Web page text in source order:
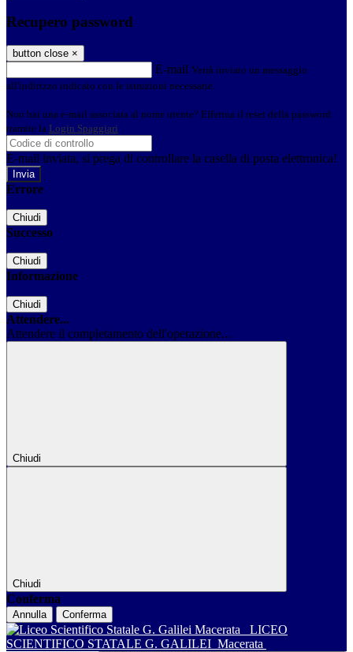
Recupero password
button close ×
E-mail Verrà inviato un messaggio
all'indirizzo indicato con le istruzioni necessarie.
Non hai una e-mail associata al nome utente? Effettua il reset della password
tramite la Login Spaggiari
E-mail inviata, si prega di controllare la casella di posta elettronica!
Errore
Chiudi
Successo
Chiudi
Informazione
Chiudi
Attendere...
Attendere il completamento dell'operazione...
Chiudi
Chiudi
Conferma
Annulla Conferma
LICEO
SCIENTIFICO STATALE G. GALILEI Macerata